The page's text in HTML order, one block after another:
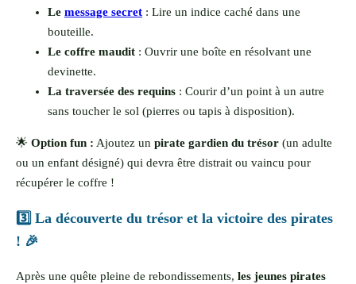
Le message secret : Lire un indice caché dans une
bouteille.
Le coffre maudit : Ouvrir une boîte en résolvant une
devinette.
La traversée des requins : Courir d’un point à un autre
sans toucher le sol (pierres ou tapis à disposition).
🌟 Option fun : Ajoutez un pirate gardien du trésor (un adulte
ou un enfant désigné) qui devra être distrait ou vaincu pour
récupérer le coffre !
3️⃣ La découverte du trésor et la victoire des pirates
! 🎉
Après une quête pleine de rebondissements, les jeunes pirates